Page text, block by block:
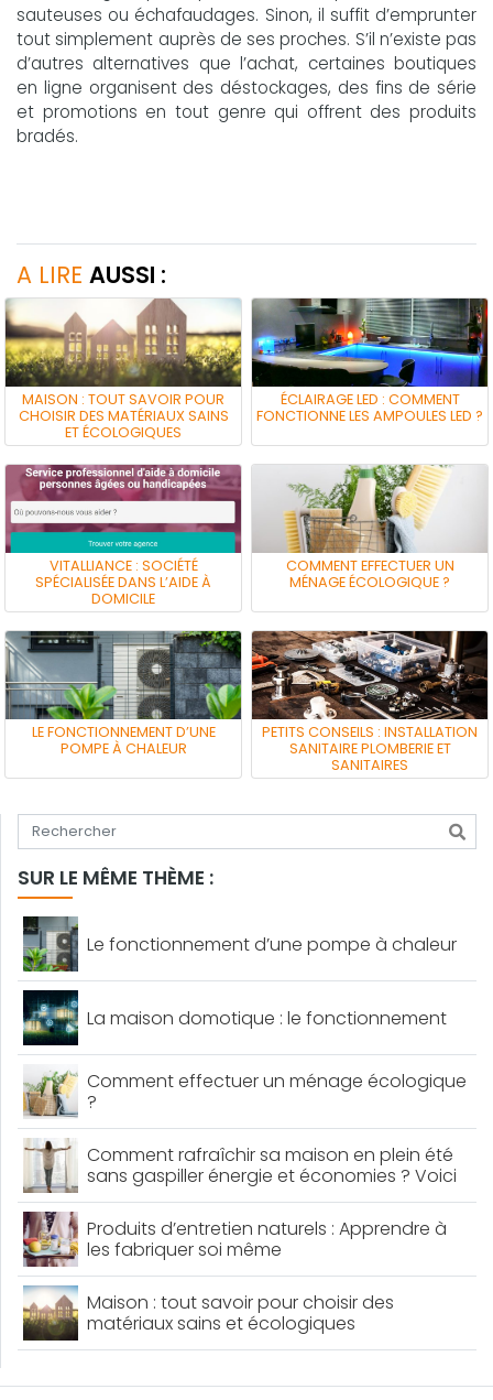
sauteuses ou échafaudages. Sinon, il suffit d’emprunter
tout simplement auprès de ses proches. S’il n’existe pas
d’autres alternatives que l’achat, certaines boutiques
en ligne organisent des déstockages, des fins de série
et promotions en tout genre qui offrent des produits
bradés.
A LIRE AUSSI :
MAISON : TOUT SAVOIR POUR
CHOISIR DES MATÉRIAUX SAINS
ET ÉCOLOGIQUES
ÉCLAIRAGE LED : COMMENT
FONCTIONNE LES AMPOULES LED ?
VITALLIANCE : SOCIÉTÉ
SPÉCIALISÉE DANS L’AIDE À
DOMICILE
COMMENT EFFECTUER UN
MÉNAGE ÉCOLOGIQUE ?
LE FONCTIONNEMENT D’UNE
POMPE À CHALEUR
PETITS CONSEILS : INSTALLATION
SANITAIRE PLOMBERIE ET
SANITAIRES
Tapez votre recherche
SUR LE MÊME THÈME :
Le fonctionnement d’une pompe à chaleur
La maison domotique : le fonctionnement
Comment effectuer un ménage écologique
?
Comment rafraîchir sa maison en plein été
sans gaspiller énergie et économies ? Voici
quelques réponses !
Produits d’entretien naturels : Apprendre à
les fabriquer soi même
Maison : tout savoir pour choisir des
matériaux sains et écologiques